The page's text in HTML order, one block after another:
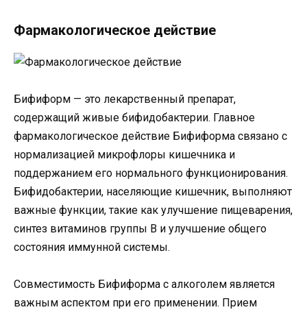
Фармакологическое действие
Бифиформ — это лекарственный препарат,
содержащий живые бифидобактерии. Главное
фармакологическое действие Бифиформа связано с
нормализацией микрофлоры кишечника и
поддержанием его нормального функционирования.
Бифидобактерии, населяющие кишечник, выполняют
важные функции, такие как улучшение пищеварения,
синтез витаминов группы В и улучшение общего
состояния иммунной системы.
Совместимость Бифиформа с алкоголем является
важным аспектом при его применении. Прием